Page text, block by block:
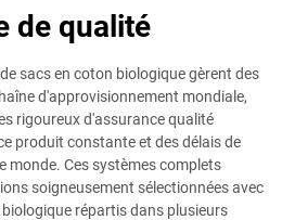
de qualité
sacs en coton biologique gèrent des
d'approvisionnement mondiale,
rigoureux d'assurance qualité
produit constante et des délais de
monde. Ces systèmes complets
soigneusement sélectionnées avec
répartis dans plusieurs